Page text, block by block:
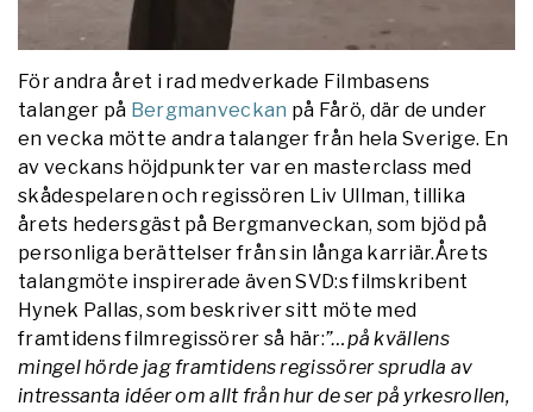
För andra året i rad medverkade Filmbasens
talanger på Bergmanveckan på Fårö, där de under
en vecka mötte andra talanger från hela Sverige. En
av veckans höjdpunkter var en masterclass med
skådespelaren och regissören Liv Ullman, tillika
årets hedersgäst på Bergmanveckan, som bjöd på
personliga berättelser från sin långa karriär.Årets
talangmöte inspirerade även SVD:s filmskribent
Hynek Pallas, som beskriver sitt möte med
framtidens filmregissörer så här:”…på kvällens
mingel hörde jag framtidens regissörer sprudla av
intressanta idéer om allt från hur de ser på yrkesrollen,